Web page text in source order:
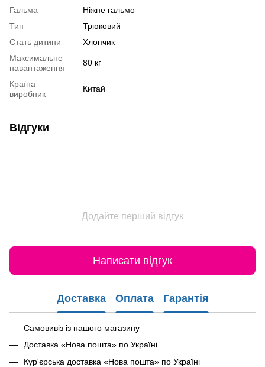
Гальма
Ніжне гальмо
Тип
Трюковий
Стать дитини
Хлопчик
Максимальне
навантаження
80 кг
Країна
виробник
Китай
Відгуки
Додайте перший відгук
Написати відгук
Доставка Оплата Гарантія
Самовивіз із нашого магазину
Доставка «Нова пошта» по Україні
Кур'єрська доставка «Нова пошта» по Україні